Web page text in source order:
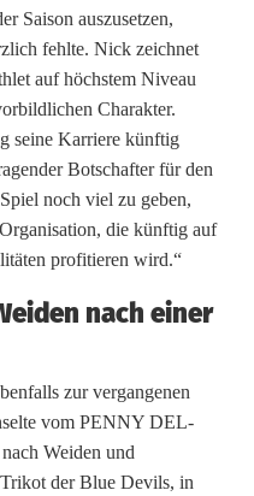
Saison auszusetzen,
fehlte. Nick zeichnet
auf höchstem Niveau
Charakter.
seine Karriere künftig
Botschafter für den
noch viel zu geben,
die künftig auf
profitieren wird.“
nach einer
zur vergangenen
vom PENNY DEL-
Weiden und
der Blue Devils, in